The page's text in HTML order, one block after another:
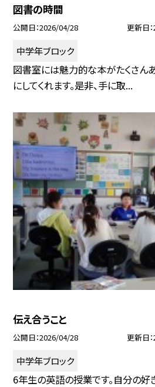
図書の時間
公開日 2026/04/28 更新日
中学年ブロック
図書室には魅力的な本がたくさん
にしてくれます。是非、手に取...
伝え合うこと
公開日 2026/04/28 更新日
中学年ブロック
6年生の英語の授業です。自分の